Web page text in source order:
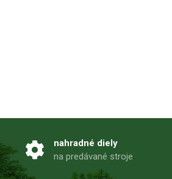
nahradné diely
na predávané stroje